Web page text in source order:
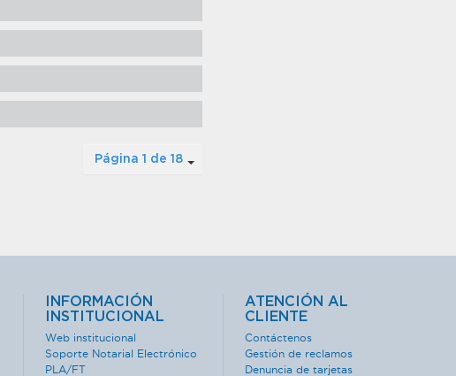
Página 1 de 18
INFORMACIÓN
INSTITUCIONAL
Web institucional
Soporte Notarial Electrónico
PLA/FT
ATENCIÓN AL
CLIENTE
Contáctenos
Gestión de reclamos
Denuncia de tarjetas